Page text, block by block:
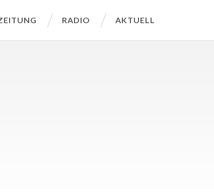
RADIO AKTUELL